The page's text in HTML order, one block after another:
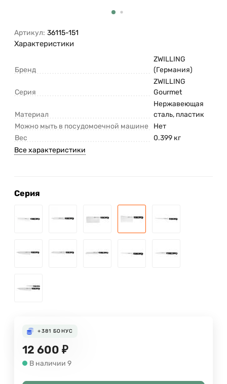
Артикул: 36115-151
Характеристики
Бренд
ZWILLING
(Германия)
Серия
ZWILLING
Gourmet
Материал
Нержавеющая
сталь, пластик
Можно мыть в посудомоечной машине
Нет
Вес
0.399 кг
Все характеристики
Серия
+381 БОНУС
12 600 ₽
В наличии 9